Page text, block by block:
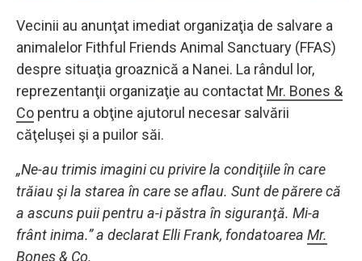
Vecinii au anunţat imediat organizaţia de salvare a
animalelor Fithful Friends Animal Sanctuary (FFAS)
despre situaţia groaznică a Nanei. La rândul lor,
reprezentanţii organizaţie au contactat Mr. Bones &
Co pentru a obţine ajutorul necesar salvării
căţeluşei şi a puilor săi.
„Ne-au trimis imagini cu privire la condiţiile în care
trăiau şi la starea în care se aflau. Sunt de părere că
a ascuns puii pentru a-i păstra în siguranţă. Mi-a
frânt inima.” a declarat Elli Frank, fondatoarea Mr.
Bones & Co.